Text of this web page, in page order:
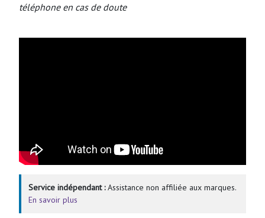
téléphone en cas de doute
Service indépendant :Assistance non affiliée aux marques.
En savoir plus